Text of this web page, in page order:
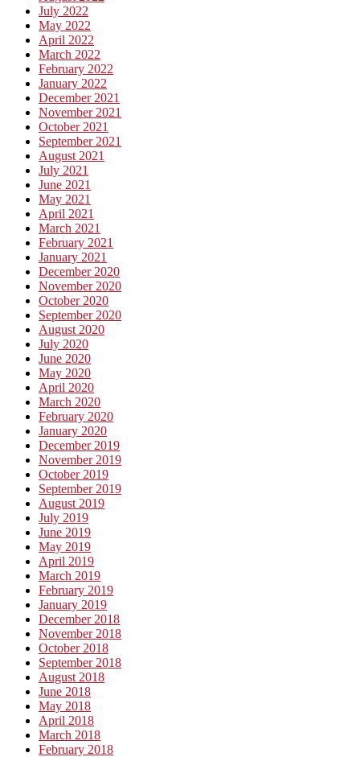
July 2022
May 2022
April 2022
March 2022
February 2022
January 2022
December 2021
November 2021
October 2021
September 2021
August 2021
July 2021
June 2021
May 2021
April 2021
March 2021
February 2021
January 2021
December 2020
November 2020
October 2020
September 2020
August 2020
July 2020
June 2020
May 2020
April 2020
March 2020
February 2020
January 2020
December 2019
November 2019
October 2019
September 2019
August 2019
July 2019
June 2019
May 2019
April 2019
March 2019
February 2019
January 2019
December 2018
November 2018
October 2018
September 2018
August 2018
June 2018
May 2018
April 2018
March 2018
February 2018